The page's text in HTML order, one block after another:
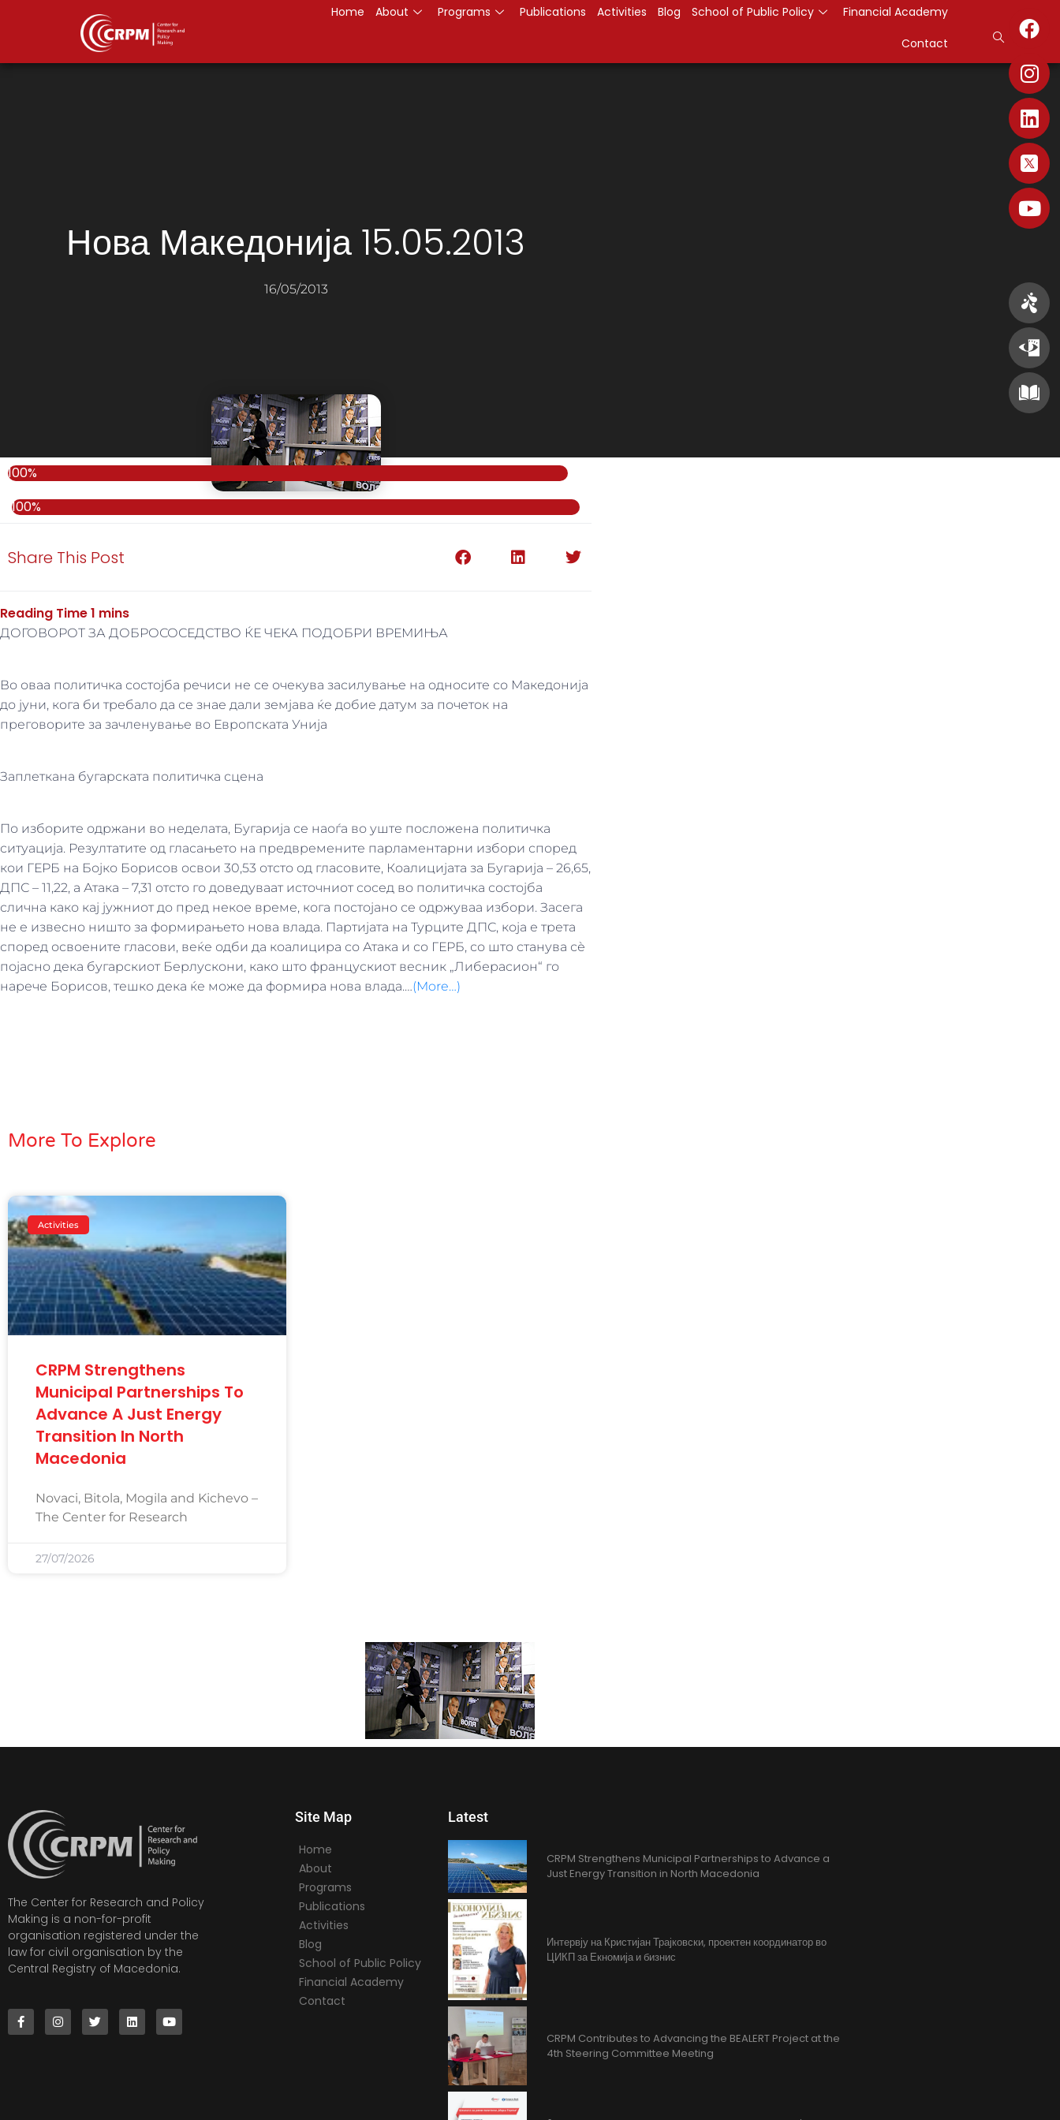
Home About Programs Publications Activities Blog School of Public Policy
Financial Academy
Contact
Нова Македонија 15.05.2013
16/05/2013
100%
100%
Share This Post
ДОГОВОРОТ ЗА ДОБРОСОСЕДСТВО ЌЕ ЧЕКА ПОДОБРИ ВРЕМИЊА
Во оваа политичка состојба речиси не се очекува засилување на односите со Македонија
до јуни, кога би требало да се знае дали земјава ќе добие датум за почеток на
преговорите за зачленување во Европската Унија
Заплеткана бугарската политичка сцена
По изборите одржани во неделата, Бугарија се наоѓа во уште посложена политичка
ситуација. Резултатите од гласањето на предвремените парламентарни избори според
кои ГЕРБ на Бојко Борисов освои 30,53 отсто од гласовите, Коалицијата за Бугарија – 26,65,
ДПС – 11,22, а Атака – 7,31 отсто го доведуваат источниот сосед во политичка состојба
слична како кај јужниот до пред некое време, кога постојано се одржуваа избори. Засега
не е извесно ништо за формирањето нова влада. Партијата на Турците ДПС, која е трета
според освоените гласови, веќе одби да коалицира со Атака и со ГЕРБ, со што станува сѐ
појасно дека бугарскиот Берлускони, како што францускиот весник „Либерасион“ го
нарече Борисов, тешко дека ќе може да формира нова влада.…(More…)
More To Explore
Activities
CRPM Strengthens
Municipal Partnerships To
Advance A Just Energy
Transition In North
Macedonia
Novaci, Bitola, Mogila and Kichevo –
The Center for Research
27/07/2026
The Center for Research and Policy
Making is a non-for-profit
organisation registered under the
law for civil organisation by the
Central Registry of Macedonia.
Site Map
Home
About
Programs
Publications
Activities
Blog
School of Public Policy
Financial Academy
Contact
Latest
CRPM Strengthens Municipal Partnerships to Advance a
Just Energy Transition in North Macedonia
Интервју на Кристијан Трајковски, проектен координатор во
ЦИКП за Екномија и бизнис
CRPM Contributes to Advancing the BEALERT Project at the
4th Steering Committee Meeting